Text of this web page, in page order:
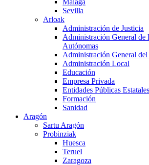
Málaga
Sevilla
Arloak
Administración de Justicia
Administración General de
Autónomas
Administración General del
Administración Local
Educación
Empresa Privada
Entidades Públicas Estatales
Formación
Sanidad
Aragón
Sartu Aragón
Probinziak
Huesca
Teruel
Zaragoza